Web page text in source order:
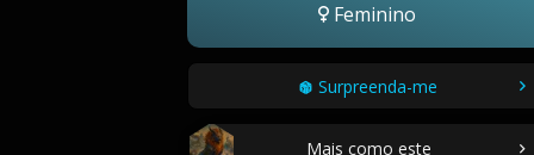
Feminino
Surpreenda-me
Mais como este